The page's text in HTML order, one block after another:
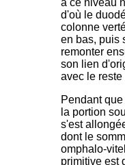
à ce niveau
d'où le
colonne
en bas, puis
remonter
son lien
avec le
Pendant
la portion
s'est
dont le
omphalo-
primitive est